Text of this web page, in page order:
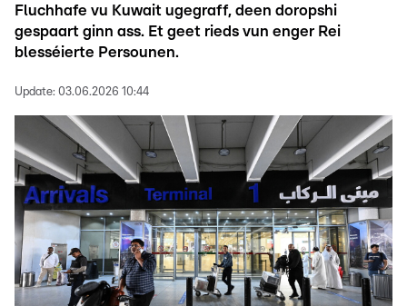
Fluchhafe vu Kuwait ugegraff, deen doropshi
gespaart ginn ass. Et geet rieds vun enger Rei
blesséierte Persounen.
Update: 03.06.2026 10:44